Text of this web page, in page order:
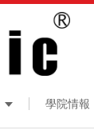
學院情報